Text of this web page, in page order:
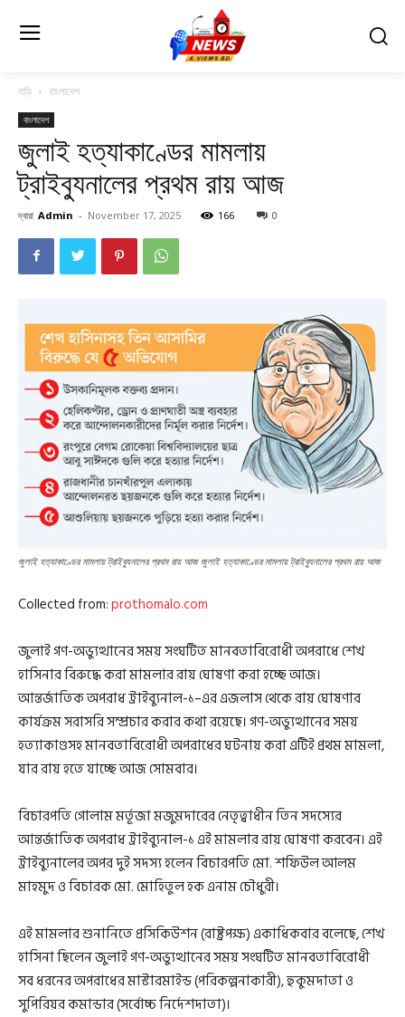
বাড়ি বাংলাদেশ
বাংলাদেশ
জুলাই হত্যাকাণ্ডের মামলায়
ট্রাইব্যুনালের প্রথম রায় আজ
দ্বারা Admin - November 17, 2025 166 0
জুলাই হত্যাকাণ্ডের মামলায় ট্রাইব্যুনালের প্রথম রায় আজ জুলাই হত্যাকাণ্ডের মামলায় ট্রাইব্যুনালের প্রথম রায় আজ
Collected from:prothomalo.com
জুলাই গণ-অভ্যুত্থানের সময় সংঘটিত মানবতাবিরোধী অপরাধে শেখ
হাসিনার বিরুদ্ধে করা মামলার রায় ঘোষণা করা হচ্ছে আজ।
আন্তর্জাতিক অপরাধ ট্রাইব্যুনাল-১–এর এজলাস থেকে রায় ঘোষণার
কার্যক্রম সরাসরি সম্প্রচার করার কথা রয়েছে। গণ-অভ্যুত্থানের সময়
হত্যাকাণ্ডসহ মানবতাবিরোধী অপরাধের ঘটনায় করা এটিই প্রথম মামলা,
যার রায় হতে যাচ্ছে আজ সোমবার।
বিচারপতি গোলাম মর্তূজা মজুমদারের নেতৃত্বাধীন তিন সদস্যের
আন্তর্জাতিক অপরাধ ট্রাইব্যুনাল-১ এই মামলার রায় ঘোষণা করবেন। এই
ট্রাইব্যুনালের অপর দুই সদস্য হলেন বিচারপতি মো. শফিউল আলম
মাহমুদ ও বিচারক মো. মোহিতুল হক এনাম চৌধুরী।
এই মামলার শুনানিতে প্রসিকিউশন (রাষ্ট্রপক্ষ) একাধিকবার বলেছে, শেখ
হাসিনা ছিলেন জুলাই গণ-অভ্যুত্থানের সময় সংঘটিত মানবতাবিরোধী
সব ধরনের অপরাধের মাস্টারমাইন্ড (পরিকল্পনাকারী), হুকুমদাতা ও
সুপিরিয়র কমান্ডার (সর্বোচ্চ নির্দেশদাতা)।